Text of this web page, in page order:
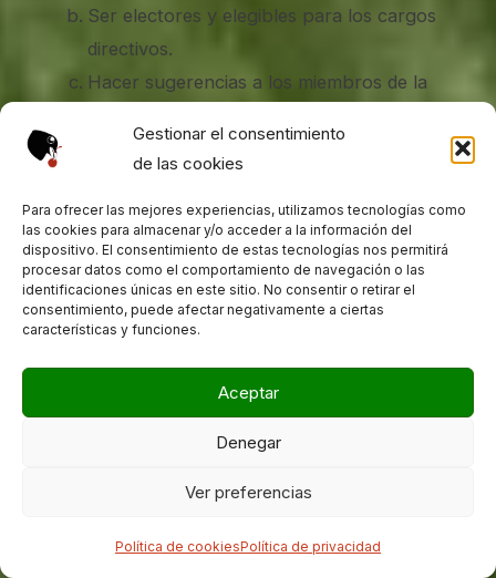
Gestionar el consentimiento
de las cookies
Para ofrecer las mejores experiencias, utilizamos tecnologías como
las cookies para almacenar y/o acceder a la información del
dispositivo. El consentimiento de estas tecnologías nos permitirá
procesar datos como el comportamiento de navegación o las
identificaciones únicas en este sitio. No consentir o retirar el
consentimiento, puede afectar negativamente a ciertas
características y funciones.
Aceptar
Denegar
Ver preferencias
Política de cookiesPolítica de privacidad
Ser electores y elegibles para los cargos
directivos.
Hacer sugerencias a los miembros de la
de medidas disciplinarias contra él.
Impugnar los acuerdos de los órganos de
la Asociación que estime contrarios a la ley
o los estatutos
Artículo 24.Deberes